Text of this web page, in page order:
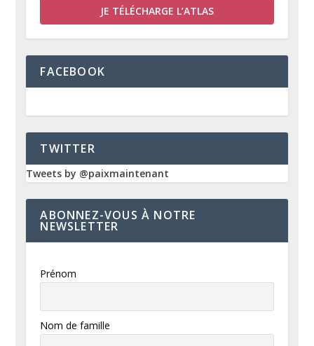
JE TÉLÉCHARGE L’ATLAS
FACEBOOK
TWITTER
Tweets by @paixmaintenant
ABONNEZ-VOUS À NOTRE
NEWSLETTER
Prénom
Nom de famille